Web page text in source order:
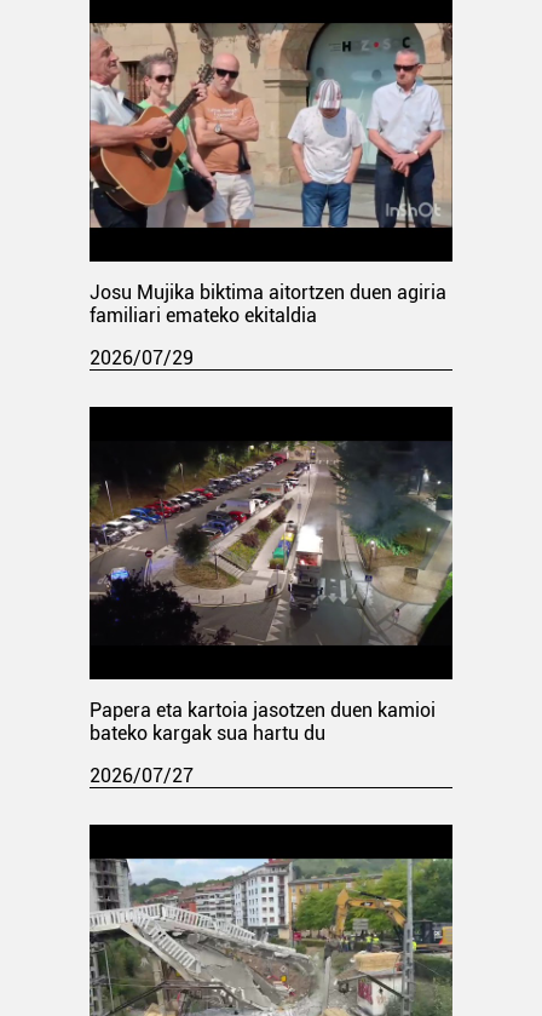
Josu Mujika biktima aitortzen duen agiria
familiari emateko ekitaldia
2026/07/29
Papera eta kartoia jasotzen duen kamioi
bateko kargak sua hartu du
2026/07/27